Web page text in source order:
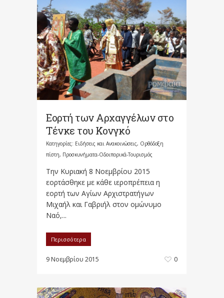
Εορτή των Αρχαγγέλων στο
Τένκε του Κονγκό
Κατηγορίες: Ειδήσεις και Ανακοινώσεις, Ορθόδοξη
πίστη, Προσκυνήματα-Οδοιπορικά-Τουρισμός
Την Κυριακή 8 Νοεμβρίου 2015
εορτάσθηκε με κάθε ιεροπρέπεια η
εορτή των Αγίων Αρχιστρατήγων
Μιχαήλ και Γαβριήλ στον ομώνυμο
Ναό,...
Περισσότερα
9 Νοεμβρίου 2015 0